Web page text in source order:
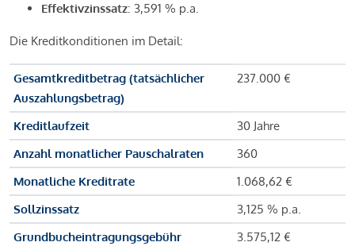
Effektivzinssatz: 3,591 % p.a.
Die Kreditkonditionen im Detail:
Gesamtkreditbetrag (tatsächlicher
Auszahlungsbetrag)
237.000 €
Kreditlaufzeit
30 Jahre
Anzahl monatlicher Pauschalraten
360
Monatliche Kreditrate
1.068,62 €
Sollzinssatz
3,125 % p.a.
Grundbucheintragungsgebühr
3.575,12 €